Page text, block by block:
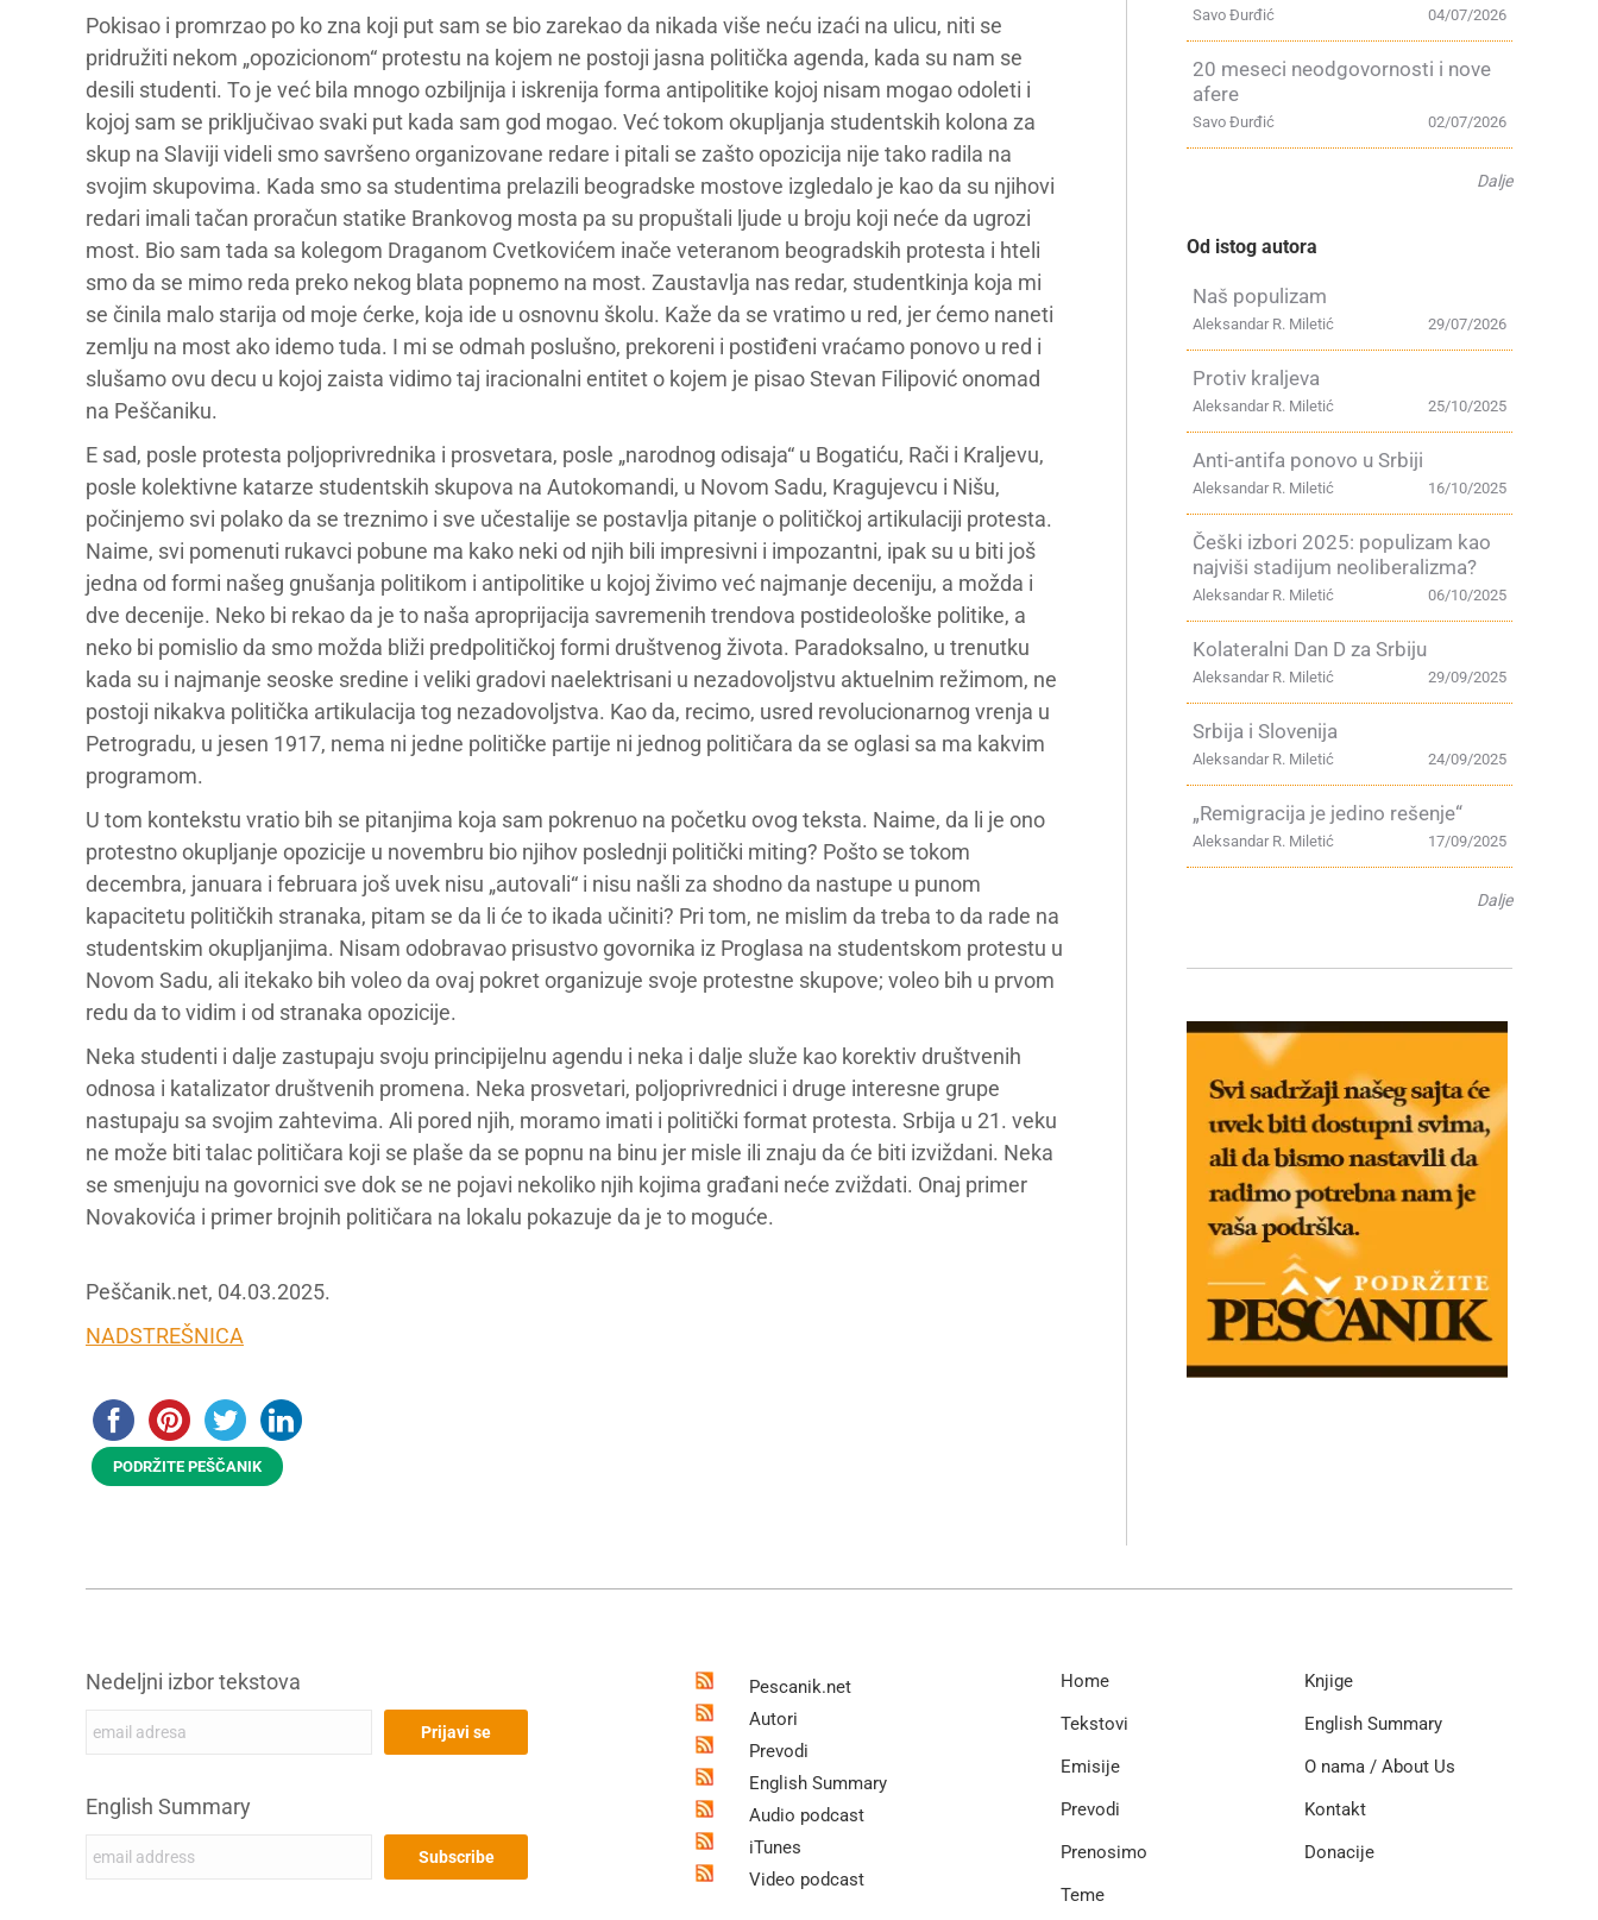
Pokisao i promrzao po ko zna koji put sam se bio zarekao da nikada više neću izaći na ulicu, niti se
pridružiti nekom „opozicionom“ protestu na kojem ne postoji jasna politička agenda, kada su nam se
desili studenti. To je već bila mnogo ozbiljnija i iskrenija forma antipolitike kojoj nisam mogao odoleti i
kojoj sam se priključivao svaki put kada sam god mogao. Već tokom okupljanja studentskih kolona za
skup na Slaviji videli smo savršeno organizovane redare i pitali se zašto opozicija nije tako radila na
svojim skupovima. Kada smo sa studentima prelazili beogradske mostove izgledalo je kao da su njihovi
redari imali tačan proračun statike Brankovog mosta pa su propuštali ljude u broju koji neće da ugrozi
most. Bio sam tada sa kolegom Draganom Cvetkovićem inače veteranom beogradskih protesta i hteli
smo da se mimo reda preko nekog blata popnemo na most. Zaustavlja nas redar, studentkinja koja mi
se činila malo starija od moje ćerke, koja ide u osnovnu školu. Kaže da se vratimo u red, jer ćemo naneti
zemlju na most ako idemo tuda. I mi se odmah poslušno, prekoreni i postiđeni vraćamo ponovo u red i
slušamo ovu decu u kojoj zaista vidimo taj iracionalni entitet o kojem je pisao Stevan Filipović onomad
na Peščaniku.
E sad, posle protesta poljoprivrednika i prosvetara, posle „narodnog odisaja“ u Bogatiću, Rači i Kraljevu,
posle kolektivne katarze studentskih skupova na Autokomandi, u Novom Sadu, Kragujevcu i Nišu,
počinjemo svi polako da se treznimo i sve učestalije se postavlja pitanje o političkoj artikulaciji protesta.
Naime, svi pomenuti rukavci pobune ma kako neki od njih bili impresivni i impozantni, ipak su u biti još
jedna od formi našeg gnušanja politikom i antipolitike u kojoj živimo već najmanje deceniju, a možda i
dve decenije. Neko bi rekao da je to naša aproprijacija savremenih trendova postideološke politike, a
neko bi pomislio da smo možda bliži predpolitičkoj formi društvenog života. Paradoksalno, u trenutku
kada su i najmanje seoske sredine i veliki gradovi naelektrisani u nezadovoljstvu aktuelnim režimom, ne
postoji nikakva politička artikulacija tog nezadovoljstva. Kao da, recimo, usred revolucionarnog vrenja u
Petrogradu, u jesen 1917, nema ni jedne političke partije ni jednog političara da se oglasi sa ma kakvim
programom.
U tom kontekstu vratio bih se pitanjima koja sam pokrenuo na početku ovog teksta. Naime, da li je ono
protestno okupljanje opozicije u novembru bio njihov poslednji politički miting? Pošto se tokom
decembra, januara i februara još uvek nisu „autovali“ i nisu našli za shodno da nastupe u punom
kapacitetu političkih stranaka, pitam se da li će to ikada učiniti? Pri tom, ne mislim da treba to da rade na
studentskim okupljanjima. Nisam odobravao prisustvo govornika iz Proglasa na studentskom protestu u
Novom Sadu, ali itekako bih voleo da ovaj pokret organizuje svoje protestne skupove; voleo bih u prvom
redu da to vidim i od stranaka opozicije.
Neka studenti i dalje zastupaju svoju principijelnu agendu i neka i dalje služe kao korektiv društvenih
odnosa i katalizator društvenih promena. Neka prosvetari, poljoprivrednici i druge interesne grupe
nastupaju sa svojim zahtevima. Ali pored njih, moramo imati i politički format protesta. Srbija u 21. veku
ne može biti talac političara koji se plaše da se popnu na binu jer misle ili znaju da će biti izviždani. Neka
se smenjuju na govornici sve dok se ne pojavi nekoliko njih kojima građani neće zviždati. Onaj primer
Novakovića i primer brojnih političara na lokalu pokazuje da je to moguće.
Peščanik.net, 04.03.2025.
NADSTREŠNICA
PODRŽITE PEŠČANIK
04/07/2026
Savo Đurđić
20 meseci neodgovornosti i nove
afere
02/07/2026
Savo Đurđić
Dalje
Od istog autora
Naš populizam
29/07/2026
Aleksandar R. Miletić
Protiv kraljeva
25/10/2025
Aleksandar R. Miletić
Anti-antifa ponovo u Srbiji
16/10/2025
Aleksandar R. Miletić
Češki izbori 2025: populizam kao
najviši stadijum neoliberalizma?
06/10/2025
Aleksandar R. Miletić
Kolateralni Dan D za Srbiju
29/09/2025
Aleksandar R. Miletić
Srbija i Slovenija
24/09/2025
Aleksandar R. Miletić
„Remigracija je jedino rešenje“
17/09/2025
Aleksandar R. Miletić
Dalje
Nedeljni izbor tekstova
English Summary
Pescanik.net
Autori
Prevodi
English Summary
Audio podcast
iTunes
Video podcast
Home
Tekstovi
Emisije
Prevodi
Prenosimo
Teme
Knjige
English Summary
O nama / About Us
Kontakt
Donacije